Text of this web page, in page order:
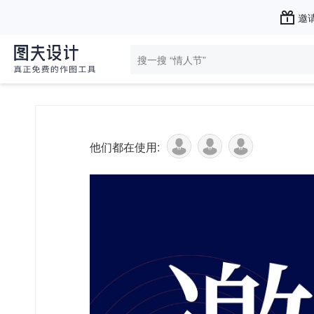
邀
他们都在使用: